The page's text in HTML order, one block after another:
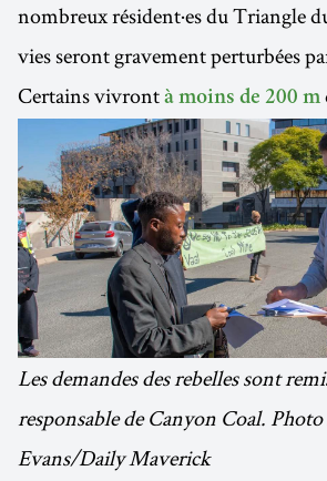
nombreux résident·es du Triangle
vies seront gravement perturbées
Certains vivront à moins de 200 m
Les demandes des rebelles sont
responsable de Canyon Coal. Photo
Evans/Daily Maverick